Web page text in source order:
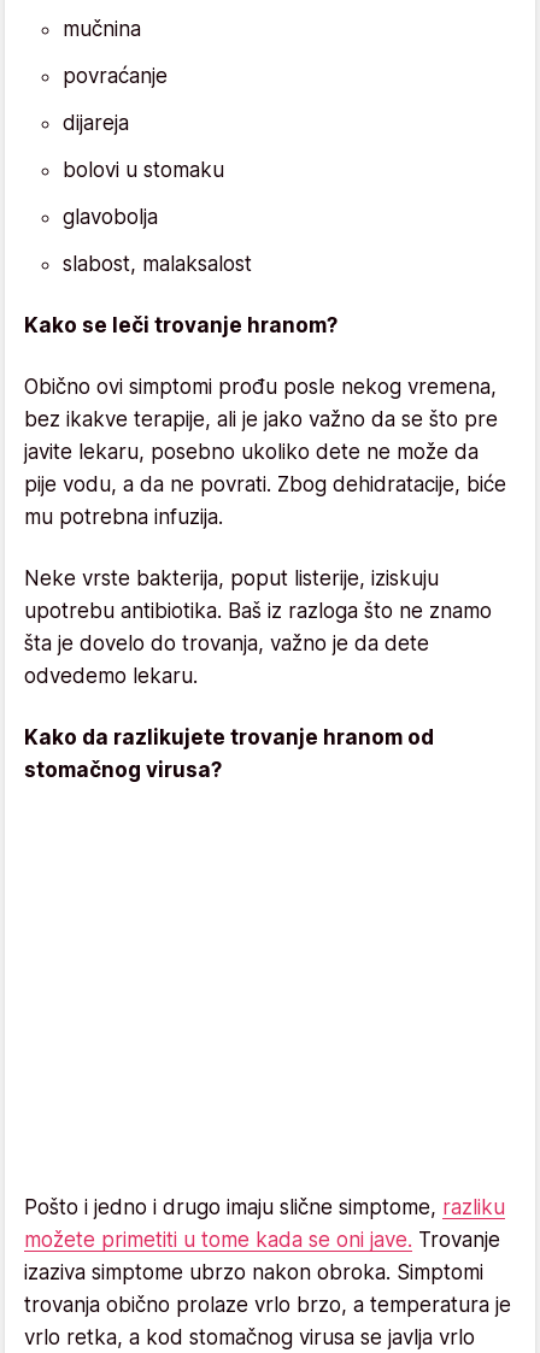
mučnina
povraćanje
dijareja
bolovi u stomaku
glavobolja
slabost, malaksalost
Kako se leči trovanje hranom?
Obično ovi simptomi prođu posle nekog vremena,
bez ikakve terapije, ali je jako važno da se što pre
javite lekaru, posebno ukoliko dete ne može da
pije vodu, a da ne povrati. Zbog dehidratacije, biće
mu potrebna infuzija.
Neke vrste bakterija, poput listerije, iziskuju
upotrebu antibiotika. Baš iz razloga što ne znamo
šta je dovelo do trovanja, važno je da dete
odvedemo lekaru.
Kako da razlikujete trovanje hranom od
stomačnog virusa?
Pošto i jedno i drugo imaju slične simptome, razliku
možete primetiti u tome kada se oni jave. Trovanje
izaziva simptome ubrzo nakon obroka. Simptomi
trovanja obično prolaze vrlo brzo, a temperatura je
vrlo retka, a kod stomačnog virusa se javlja vrlo